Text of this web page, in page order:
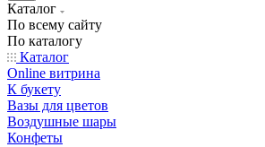
Каталог
По всему сайту
По каталогу
Каталог
Online витрина
К букету
Вазы для цветов
Воздушные шары
Конфеты